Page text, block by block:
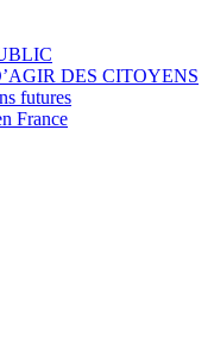
DES CITOYENS
futures
France